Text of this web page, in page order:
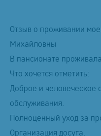
Отзыв о проживании
Михайловны
В пансионате
Что хочется отметить:
Доброе и человеческое
обслуживания.
Полноценный уход за
Организация досуга.